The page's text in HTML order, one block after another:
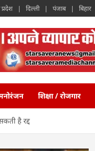
प्रदेश दिल्ली पंजाब बिहार
शिक्षा / रोजगार
है रद्द